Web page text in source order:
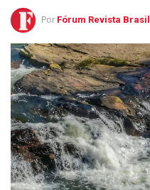
Por Fórum Revista Brasil